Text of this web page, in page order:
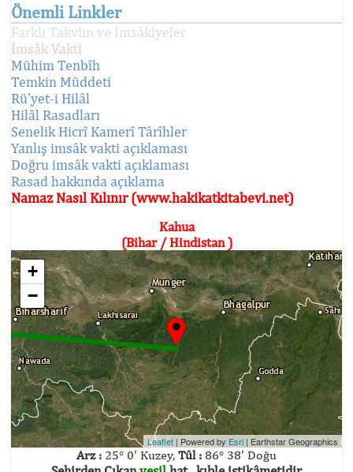
Önemli Linkler
Farklı Takvim ve İmsâkiyeler
İmsâk Vakti
Mühim Tenbîh
Temkin Müddeti
Rü'yet-i Hilâl
Hilâl Rasadları
Senelik Hicrî Kamerî Târîhler
Yanlış imsâk vakti açıklaması
Doğru imsâk vakti açıklaması
Rasad hakkında açıklama
Namaz Nasıl Kılınır (www.hakikatkitabevi.net)
Kahua
(Bihar / Hindistan )
+
−
Leaflet | Powered by Esri | Earthstar Geographics
Arz : 25° 0' Kuzey, Tûl : 86° 38' Doğu